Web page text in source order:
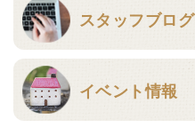
スタッフブログ
イベント情報